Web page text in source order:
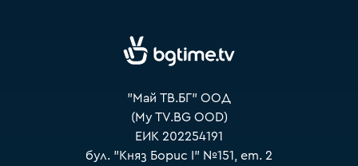
"Май ТВ.БГ" ООД
(My TV.BG OOD)
ЕИК 202254191
бул. "Княз Борис I" №151, ет. 2